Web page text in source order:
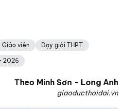
Giáo viên Dạy giỏi THPT
2026
Theo Minh Sơn - Long Anh
giaoducthoidai.vn